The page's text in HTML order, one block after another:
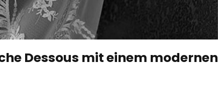
Dessous mit einem modernen